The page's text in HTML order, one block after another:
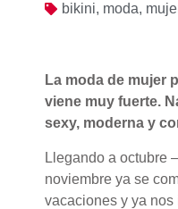
bikini, moda,
La moda de mujer
viene muy fuerte.
sexy, moderna y
Llegando a octubre –
noviembre ya se
vacaciones y ya